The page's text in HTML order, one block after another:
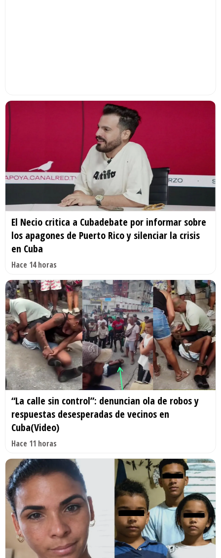
El Necio critica a Cubadebate por informar sobre
los apagones de Puerto Rico y silenciar la crisis
en Cuba
Hace 14 horas
“La calle sin control”: denuncian ola de robos y
respuestas desesperadas de vecinos en
Cuba(Video)
Hace 11 horas